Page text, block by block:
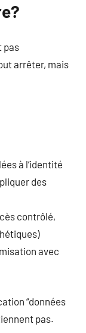
pas
arrêter, mais
à l’identité
des
contrôlé,
avec
“données
pas.